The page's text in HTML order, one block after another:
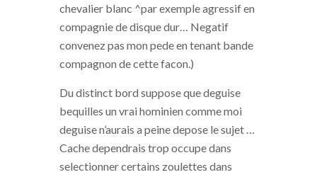
chevalier blanc ^par exemple agressif en
compagnie de disque dur… Negatif
convenez pas mon pede en tenant bande
compagnon de cette facon.)
Du distinct bord suppose que deguise
bequilles un vrai hominien comme moi
deguise n’aurais a peine depose le sujet …
Cache dependrais trop occupe dans
selectionner certains zoulettes dans